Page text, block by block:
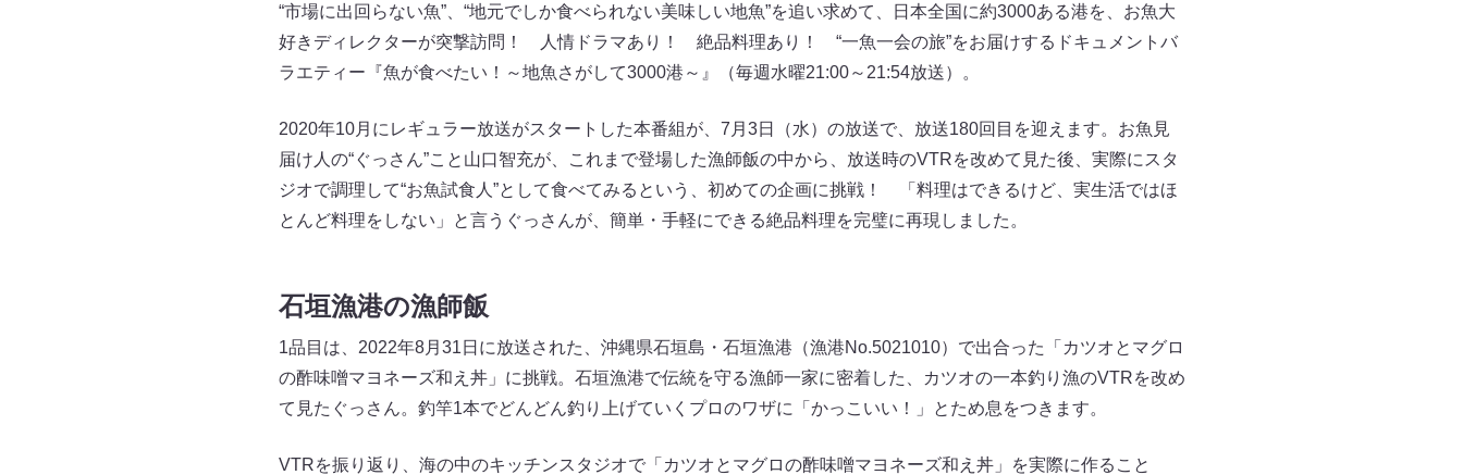
“市場に出回らない魚”、“地元でしか食べられない美味しい地魚”を追い求めて、日本全国に約3000ある港を、お魚大
好きディレクターが突撃訪問！ 人情ドラマあり！ 絶品料理あり！ “一魚一会の旅”をお届けするドキュメントバ
ラエティー『魚が食べたい！～地魚さがして3000港～』（毎週水曜21:00～21:54放送）。
2020年10月にレギュラー放送がスタートした本番組が、7月3日（水）の放送で、放送180回目を迎えます。お魚見
届け人の“ぐっさん”こと山口智充が、これまで登場した漁師飯の中から、放送時のVTRを改めて見た後、実際にスタ
ジオで調理して“お魚試食人”として食べてみるという、初めての企画に挑戦！ 「料理はできるけど、実生活ではほ
とんど料理をしない」と言うぐっさんが、簡単・手軽にできる絶品料理を完璧に再現しました。
石垣漁港の漁師飯
1品目は、2022年8月31日に放送された、沖縄県石垣島・石垣漁港（漁港No.5021010）で出合った「カツオとマグロ
の酢味噌マヨネーズ和え丼」に挑戦。石垣漁港で伝統を守る漁師一家に密着した、カツオの一本釣り漁のVTRを改め
て見たぐっさん。釣竿1本でどんどん釣り上げていくプロのワザに「かっこいい！」とため息をつきます。
VTRを振り返り、海の中のキッチンスタジオで「カツオとマグロの酢味噌マヨネーズ和え丼」を実際に作ること